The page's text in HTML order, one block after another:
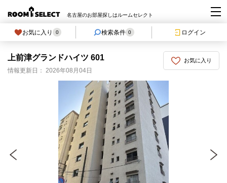
名古屋のお部屋探しはルームセレクト
お気に入り 0 検索条件 0 ログイン
お気に入り
上前津グランドハイツ 601
情報更新日： 2026年08月04日